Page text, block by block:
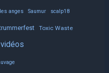
anges Saumur scalp18
Toxic Waste
vidéos